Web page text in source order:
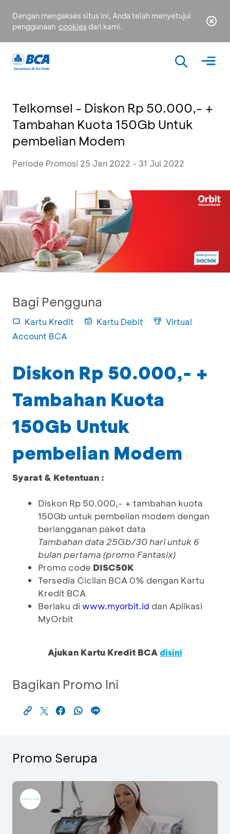
Dengan mengakses situs ini, Anda telah menyetujui
penggunaan cookies dari kami.
Telkomsel - Diskon Rp 50.000,- +
Tambahan Kuota 150Gb Untuk
pembelian Modem
Periode Promosi 25 Jan 2022 - 31 Jul 2022
Bagi Pengguna
Kartu Kredit Kartu Debit
Virtual
Account BCA
Diskon Rp 50.000,- +
Tambahan Kuota
150Gb Untuk
pembelian Modem
Syarat & Ketentuan :
Diskon Rp 50.000,- + tambahan kuota
150Gb untuk pembelian modem dengan
berlangganan paket data
Tambahan data 25Gb/30 hari untuk 6
bulan pertama (promo Fantasix)
Promo code DISC50K
Tersedia Cicilan BCA 0% dengan Kartu
Kredit BCA
Berlaku diwww.myorbit.id dan Aplikasi
MyOrbit
Ajukan Kartu Kredit BCAdisini
Bagikan Promo Ini
Promo Serupa